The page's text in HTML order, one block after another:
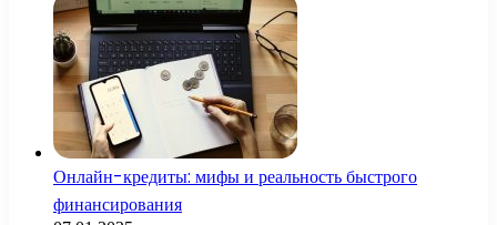
Онлайн-кредиты: мифы и реальность быстрого
финансирования